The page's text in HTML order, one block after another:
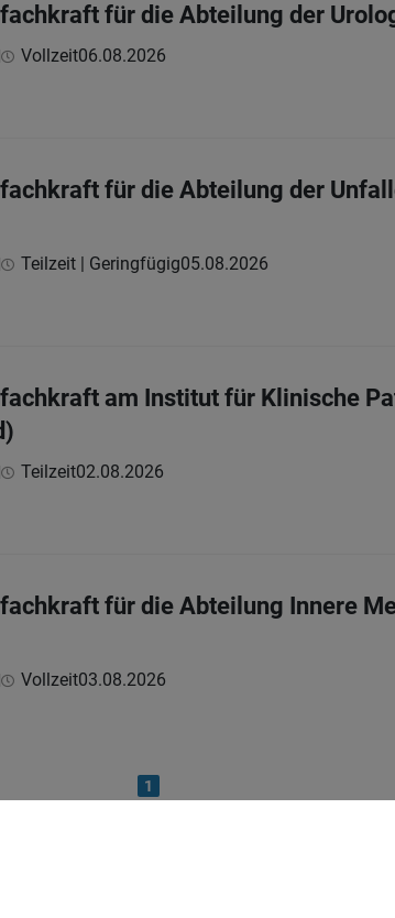
für die Abteilung der
Vollzeit06.08.2026
für die Abteilung der
Teilzeit | Geringfügig05.08.2026
am Institut für Klinische
Teilzeit02.08.2026
für die Abteilung Innere
Vollzeit03.08.2026
1